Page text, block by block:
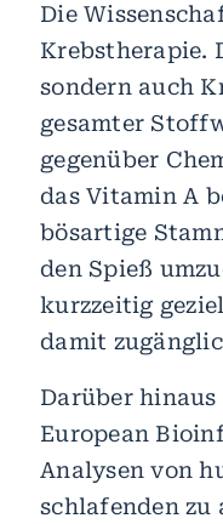
Die
Krebstherapie.
sondern auch
gesamter
gegenüber
das Vitamin A
bösartige
den Spieß
kurzzeitig
damit
Darüber
European
Analysen von
schlafenden zu